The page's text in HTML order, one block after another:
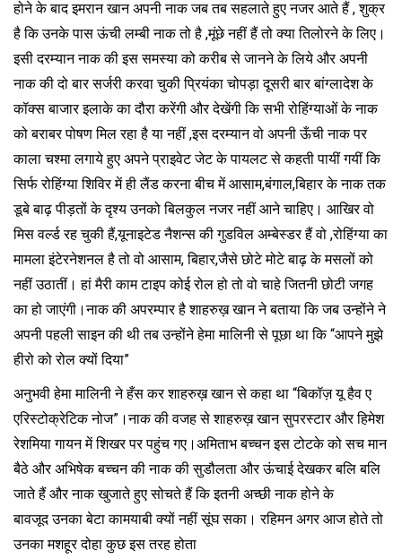
होने के बाद इमरान खान अपनी नाक जब तब सहलाते हुए नजर आते हैं , शुक्र
है कि उनके पास ऊंची लम्बी नाक तो है ,मूंछे नहीं हैं तो क्या तिलोरने के लिए।
इसी दरम्यान नाक की इस समस्या को करीब से जानने के लिये और अपनी
नाक की दो बार सर्जरी करवा चुकी प्रियंका चोपड़ा दूसरी बार बांग्लादेश के
कॉक्स बाजार इलाके का दौरा करेंगी और देखेंगी कि सभी रोहिंग्याओं के नाक
को बराबर पोषण मिल रहा है या नहीं ,इस दरम्यान वो अपनी ऊँची नाक पर
काला चश्मा लगाये हुए अपने प्राइवेट जेट के पायलट से कहती पायीं गयीं कि
सिर्फ रोहिंग्या शिविर में ही लैंड करना बीच में आसाम,बंगाल,बिहार के नाक तक
डूबे बाढ़ पीड़तों के दृश्य उनको बिलकुल नजर नहीं आने चाहिए। आखिर वो
मिस वर्ल्ड रह चुकी हैं,यूनाइटेड नैशन्स की गुडविल अम्बेस्डर हैं वो ,रोहिंग्या का
मामला इंटेरनेशनल है तो वो आसाम, बिहार,जैसे छोटे मोटे बाढ़ के मसलों को
नहीं उठातीं। हां मैरी काम टाइप कोई रोल हो तो वो चाहे जितनी छोटी जगह
का हो जाएंगी।नाक की अपरम्पार है शाहरुख़ खान ने बताया कि जब उन्होंने ने
अपनी पहली साइन की थी तब उन्होंने हेमा मालिनी से पूछा था कि “आपने मुझे
हीरो को रोल क्यों दिया”
अनुभवी हेमा मालिनी ने हँस कर शाहरुख़ खान से कहा था “बिकॉज़ यू हैव ए
एरिस्टोक्रेटिक नोज”।नाक की वजह से शाहरुख़ खान सुपरस्टार और हिमेश
रेशमिया गायन में शिखर पर पहुंच गए।अमिताभ बच्चन इस टोटके को सच मान
बैठे और अभिषेक बच्चन की नाक की सुडौलता और ऊंचाई देखकर बलि बलि
जाते हैं और नाक खुजाते हुए सोचते हैं कि इतनी अच्छी नाक होने के
बावजूद उनका बेटा कामयाबी क्यों नहीं सूंघ सका। रहिमन अगर आज होते तो
उनका मशहूर दोहा कुछ इस तरह होता